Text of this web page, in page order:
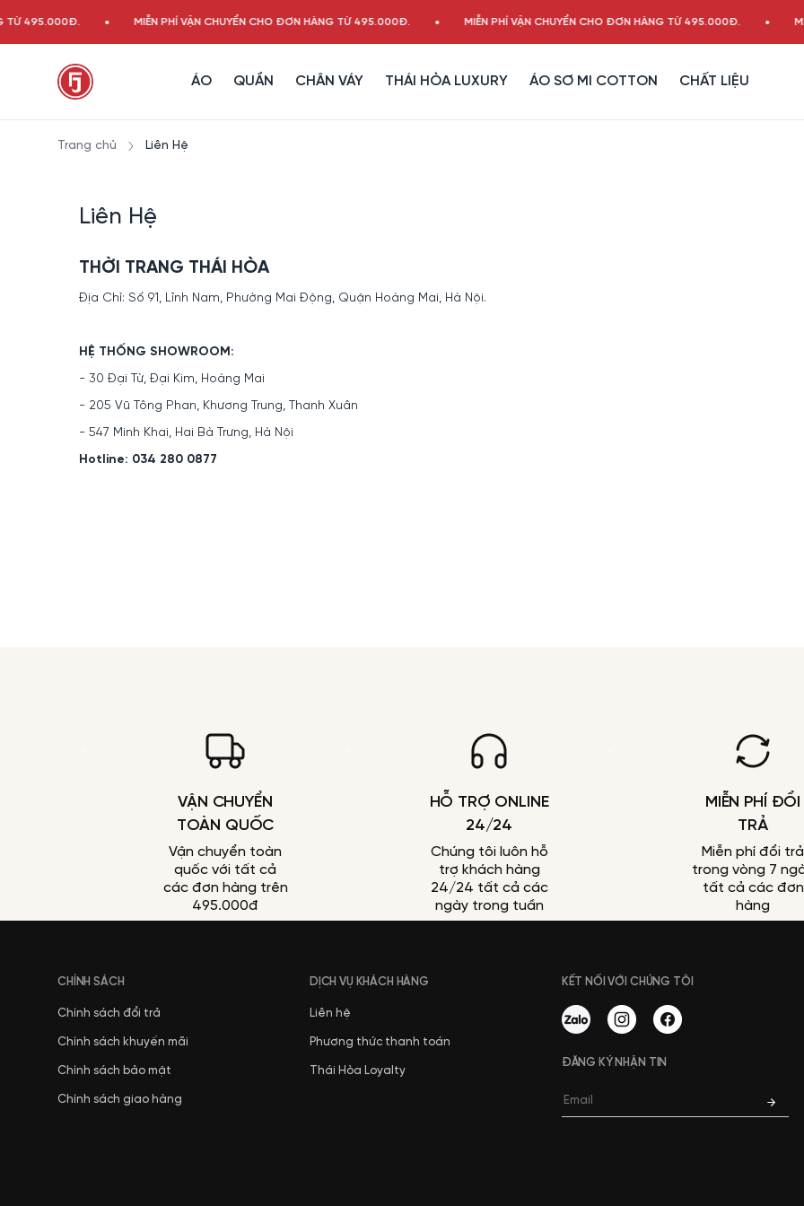
TỪ 495.000Đ. MIỄN PHÍ VẬN CHUYỂN CHO ĐƠN HÀNG TỪ 495.000Đ. MIỄN PHÍ VẬN CHUYỂN CHO ĐƠN HÀNG TỪ 495.000Đ.
ÁO QUẦN CHÂN VÁY THÁI HÒA LUXURY ÁO SƠ MI COTTON CHẤT LIỆU
Trang chủ Liên Hệ
Liên Hệ
THỜI TRANG THÁI HÒA
Địa Chỉ: Số 91, Lĩnh Nam, Phường Mai Động, Quận Hoàng Mai, Hà Nội.
HỆ THỐNG SHOWROOM:
- 30 Đại Từ, Đại Kim, Hoàng Mai
- 205 Vũ Tông Phan, Khương Trung, Thanh Xuân
- 547 Minh Khai, Hai Bà Trưng, Hà Nội
Hotline: 034 280 0877
VẬN CHUYỂN
TOÀN QUỐC
Vận chuyển toàn
quốc với tất cả
các đơn hàng trên
495.000đ
HỖ TRỢ ONLINE
24/24
Chúng tôi luôn hỗ
trợ khách hàng
24/24 tất cả các
ngày trong tuần
MIỄN PHÍ ĐỔI
TRẢ
Miễn phí đổi trả
trong vòng 7
tất cả các đơn
hàng
CHÍNH SÁCH
Chính sách đổi trả
Chính sách khuyến mãi
Chính sách bảo mật
Chính sách giao hàng
DỊCH VỤ KHÁCH HÀNG
Liên hệ
Phương thức thanh toán
Thái Hòa Loyalty
KẾT NỐI VỚI CHÚNG TÔI
ĐĂNG KÝ NHẬN TIN